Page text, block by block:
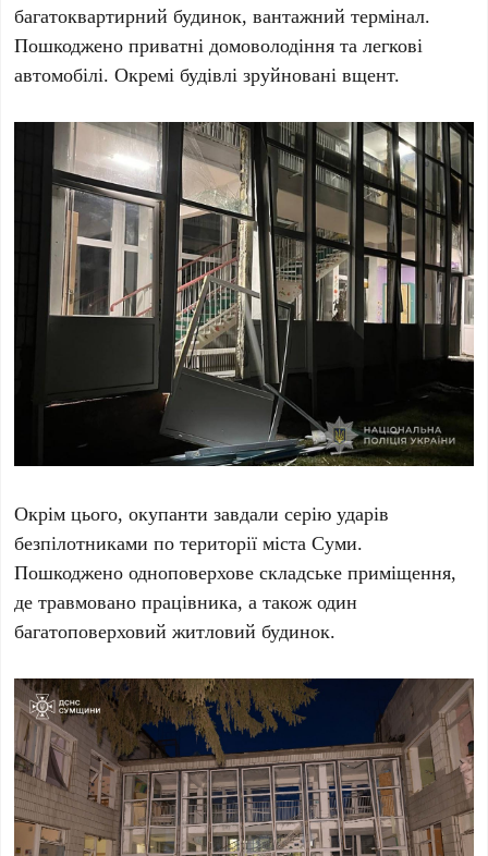
багатоквартирний будинок, вантажний термінал.
Пошкоджено приватні домоволодіння та легкові
автомобілі. Окремі будівлі зруйновані вщент.
Окрім цього, окупанти завдали серію ударів
безпілотниками по території міста Суми.
Пошкоджено одноповерхове складське приміщення,
де травмовано працівника, а також один
багатоповерховий житловий будинок.